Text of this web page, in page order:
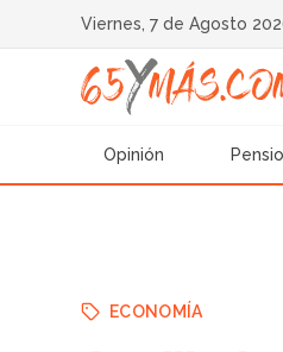
Viernes, 7 de Agosto
Opinión
ECONOMÍA